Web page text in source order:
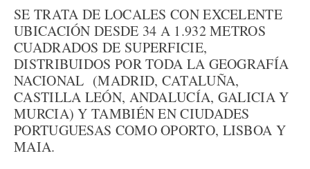
SE TRATA DE LOCALES CON EXCELENTE
UBICACIÓN DESDE 34 A 1.932 METROS
CUADRADOS DE SUPERFICIE,
DISTRIBUIDOS POR TODA LA GEOGRAFÍA
NACIONAL (MADRID, CATALUÑA,
CASTILLA LEÓN, ANDALUCÍA, GALICIA Y
MURCIA) Y TAMBIÉN EN CIUDADES
PORTUGUESAS COMO OPORTO, LISBOA Y
MAIA.